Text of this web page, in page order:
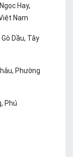
Hay,
Nam
Dầu, Tây
Phường
Phú